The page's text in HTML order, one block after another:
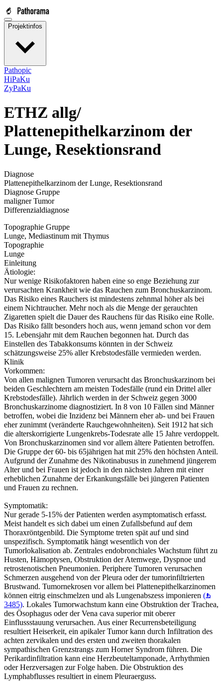
Projektinfos
Pathopic
HiPaKu
ZyPaKu
ETHZ allg/
Plattenepithelkarzinom der
Lunge, Resektionsrand
Diagnose
Plattenepithelkarzinom der Lunge, Resektionsrand
Diagnose Gruppe
maligner Tumor
Differenzialdiagnose
Topographie Gruppe
Lunge, Mediastinum mit Thymus
Topographie
Lunge
Einleitung
Ätiologie:
Nur wenige Risikofaktoren haben eine so enge Beziehung zur
verursachten Krankheit wie das Rauchen zum Bronchuskarzinom.
Das Risiko eines Rauchers ist mindestens zehnmal höher als bei
einem Nichtraucher. Mehr noch als die Menge der gerauchten
Zigaretten spielt die Dauer des Rauchens für das Risiko eine Rolle.
Das Risiko fällt besonders hoch aus, wenn jemand schon vor dem
15. Lebensjahr mit dem Rauchen begonnen hat. Durch das
Einstellen des Tabakkonsums könnten in der Schweiz
schätzungsweise 25% aller Krebstodesfälle vermieden werden.
Klinik
Vorkommen:
Von allen malignen Tumoren verursacht das Bronchuskarzinom bei
beiden Geschlechtern am meisten Todesfälle (rund ein Drittel aller
Krebstodesfälle). Jährlich werden in der Schweiz gegen 3000
Bronchuskarzinome diagnostiziert. In 8 von 10 Fällen sind Männer
betroffen, wobei die Inzidenz bei Männern eher ab- und bei Frauen
eher zunimmt (veränderte Rauchgewohnheiten). Seit 1912 hat sich
die alterskorrigierte Lungenkrebs-Todesrate alle 15 Jahre verdoppelt.
Von Bronchuskarzinomen sind vor allem ältere Patienten betroffen.
Die Gruppe der 60- bis 65jährigen hat mit 25% den höchsten Anteil.
Aufgrund der Zunahme des Nikotinabusus in zunehmend jüngerem
Alter und bei Frauen ist jedoch in den nächsten Jahren mit einer
erheblichen Zunahme der Erkankungsfälle bei jüngeren Patienten
und Frauen zu rechnen.
Symptomatik:
Nur gerade 5-15% der Patienten werden asymptomatisch erfasst.
Meist handelt es sich dabei um einen Zufallsbefund auf dem
Thoraxröntgenbild. Die Symptome treten spät auf und sind
unspezifisch. Symptomatik hängt wesentlich von der
Tumorlokalisation ab. Zentrales endobronchiales Wachstum führt zu
Husten, Hämoptysen, Obstruktion der Atemwege, Dyspnoe und
retrostenotischen Pneumonien. Periphere Tumoren verursachen
Schmerzen ausgehend von der Pleura oder der tumorinfiltrierten
Brustwand. Tumornekrosen vor allem bei Plattenepithelkarzinomen
können eitrig einschmelzen und als Lungenabszess imponieren (
3485). Lokales Tumorwachstum kann eine Obstruktion der Trachea,
des Ösophagus oder der Vena cava superior mit oberer
Einflussstauung verursachen. Aus einer Recurrensbeteiligung
resultiert Heiserkeit, ein apikaler Tumor kann durch Infiltration des
achten zervikalen und des ersten und zweiten thorakalen
sympathischen Grenzstrangs zum Horner Syndrom führen. Die
Perikardinfiltration kann eine Herzbeuteltamponade, Arrhythmien
oder Herzversagen zur Folge haben. Die Obstruktion des
Lymphabflusses resultiert in einem Pleuraerguss.